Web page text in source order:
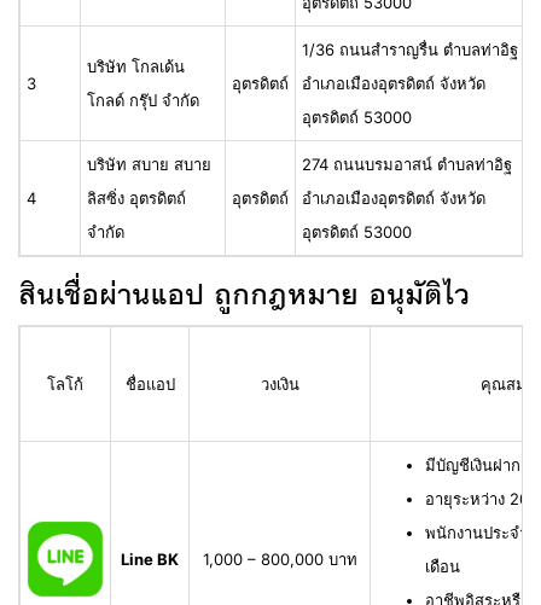
3
บริษัท โกลเด้น
โกลด์ กรุ๊ป จำกัด
อุตรดิตถ์
1/36 ถนนสำราญรื่น ตำบลท่าอิฐ
อำเภอเมืองอุตรดิตถ์ จังหวัด
อุตรดิตถ์ 53000
4
บริษัท สบาย สบาย
ลิสซิ่ง อุตรดิตถ์
จำกัด
อุตรดิตถ์
274 ถนนบรมอาสน์ ตำบลท่าอิฐ
อำเภอเมืองอุตรดิตถ์ จังหวัด
อุตรดิตถ์ 53000
สินเชื่อผ่านแอป ถูกกฎหมาย อนุมัติไว
โลโก้ ชื่อแอป วงเงิน คุณสมบั
Line BK 1,000 – 800,000 บาท
มีบัญชีเงินฝาก
อายุระหว่าง 20
พนักงานประจำ
เดือน
อาชีพอิสระหรือ